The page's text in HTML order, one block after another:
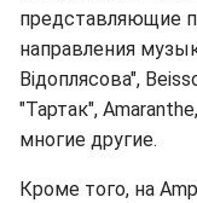
представляющие
направления
Відоплясова",
"Тартак",
многие другие.
Кроме того, на